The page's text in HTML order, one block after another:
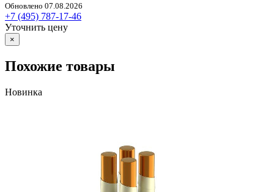
Обновлено 07.08.2026
+7 (495) 787-17-46
Уточнить цену
×
Похожие товары
Новинка